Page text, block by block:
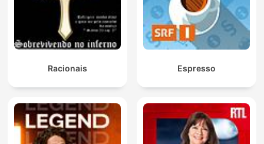
Racionais Espresso